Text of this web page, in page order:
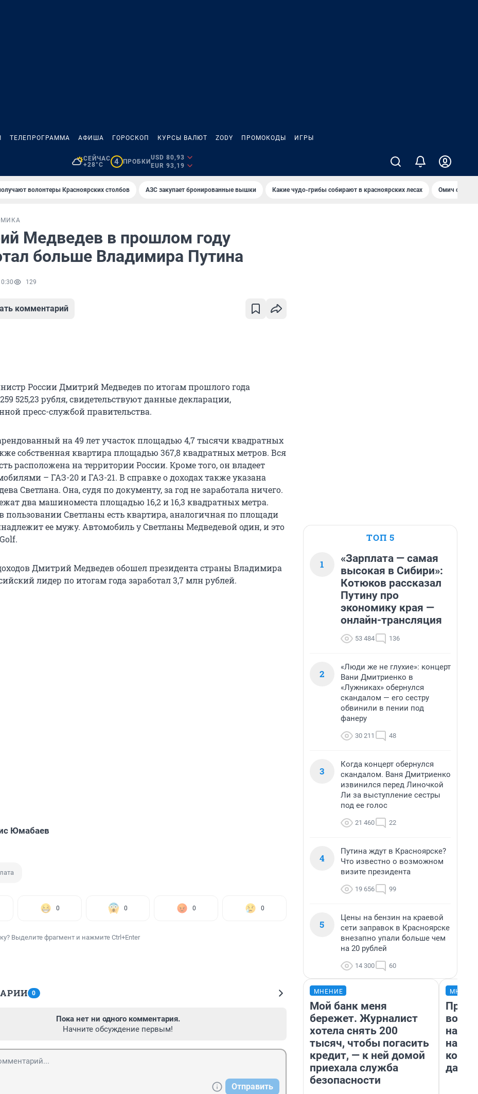
ТЕЛЕПРОГРАММА АФИША ГОРОСКОП КУРСЫ ВАЛЮТ ZODY ПРОМОКОДЫ ИГРЫ
СЕЙЧАС
+28°C
4 ПРОБКИ
USD 80,93
EUR 93,19
волонтеры Красноярских столбов AЗС закупает бронированные вышки Какие чудо-грибы собирают в красноярских лесах Омич
Медведев в прошлом году
больше Владимира Путина
129
комментарий
России Дмитрий Медведев по итогам прошлого года
525,23 рубля, свидетельствуют данные декларации,
пресс-службой правительства.
на 49 лет участок площадью 4,7 тысячи квадратных
собственная квартира площадью 367,8 квадратных метров. Вся
расположена на территории России. Кроме того, он владеет
– ГАЗ-20 и ГАЗ-21. В справке о доходах также указана
Светлана. Она, судя по документу, за год не заработала ничего.
два машиноместа площадью 16,2 и 16,3 квадратных метра.
пользовании Светланы есть квартира, аналогичная по площади
ее мужу. Автомобиль у Светланы Медведевой один, и это
Дмитрий Медведев обошел президента страны Владимира
лидер по итогам года заработал 3,7 млн рублей.
Юмабаев
0 0 0 0
Выделите фрагмент и нажмите Ctrl+Enter
0
Пока нет ни одного комментария.
Начните обсуждение первым!
Отправить
ТОП 5
1
«Зарплата — самая
высокая в Сибири»:
Котюков рассказал
Путину про
экономику края —
онлайн-трансляция
53 484 136
2
«Люди же не глухие»: концерт
Вани Дмитриенко в
«Лужниках» обернулся
скандалом — его сестру
обвинили в пении под
фанеру
30 211 48
3
Когда концерт обернулся
скандалом. Ваня Дмитриенко
извинился перед Линочкой
Ли за выступление сестры
под ее голос
21 460 22
4
Путина ждут в Красноярске?
Что известно о возможном
визите президента
19 656 99
5
Цены на бензин на краевой
сети заправок в Красноярске
внезапно упали больше чем
на 20 рублей
14 300 60
МНЕНИЕ
Мой банк меня
бережет. Журналист
хотела снять 200
тысяч, чтобы погасить
кредит, — к ней домой
приехала служба
безопасности
нам
даже